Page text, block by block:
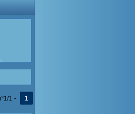
1 - 1